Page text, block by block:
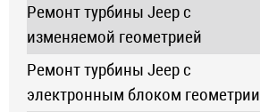
Ремонт турбины Jeep с
изменяемой геометрией
Ремонт турбины Jeep с
электронным блоком геометрии